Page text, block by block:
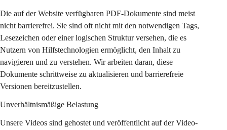
Die auf der Website verfügbaren PDF-Dokumente sind meist
nicht barrierefrei. Sie sind oft nicht mit den notwendigen Tags,
Lesezeichen oder einer logischen Struktur versehen, die es
Nutzern von Hilfstechnologien ermöglicht, den Inhalt zu
navigieren und zu verstehen. Wir arbeiten daran, diese
Dokumente schrittweise zu aktualisieren und barrierefreie
Versionen bereitzustellen.
Unverhältnismäßige Belastung
Unsere Videos sind gehostet und veröffentlicht auf der Video-